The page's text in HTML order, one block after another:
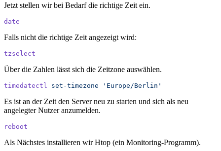
Jetzt stellen wir bei Bedarf die richtige Zeit ein.
date
Falls nicht die richtige Zeit angezeigt wird:
tzselect
Über die Zahlen lässt sich die Zeitzone auswählen.
timedatectl set-timezone ' Europe/Berlin '
Es ist an der Zeit den Server neu zu starten und sich als neu
angelegter Nutzer anzumelden.
reboot
Als Nächstes installieren wir Htop (ein Monitoring-Programm).